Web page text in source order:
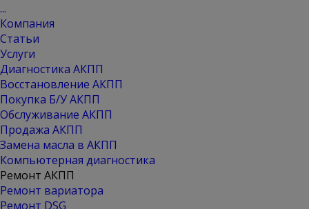
...
Компания
Статьи
Услуги
Диагностика АКПП
Восстановление АКПП
Покупка Б/У АКПП
Обслуживание АКПП
Продажа АКПП
Замена масла в АКПП
Компьютерная диагностика
Ремонт АКПП
Ремонт вариатора
Ремонт DSG